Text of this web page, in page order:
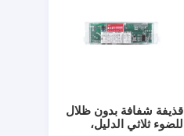
قذيفة شفافة بدون ظلال
للضوء ثلاثي الدليل،